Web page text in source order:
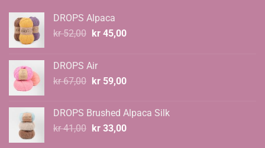
DROPS Alpaca
kr52,00 Opprinnelig
kr 52,00.
kr45,00Nåværende
DROPS Air
kr67,00 Opprinnelig
kr 67,00.
kr59,00Nåværende
kr 59,00.
DROPS Brushed Alpaca Silk
kr41,00 Opprinnelig
kr33,00Nåværende